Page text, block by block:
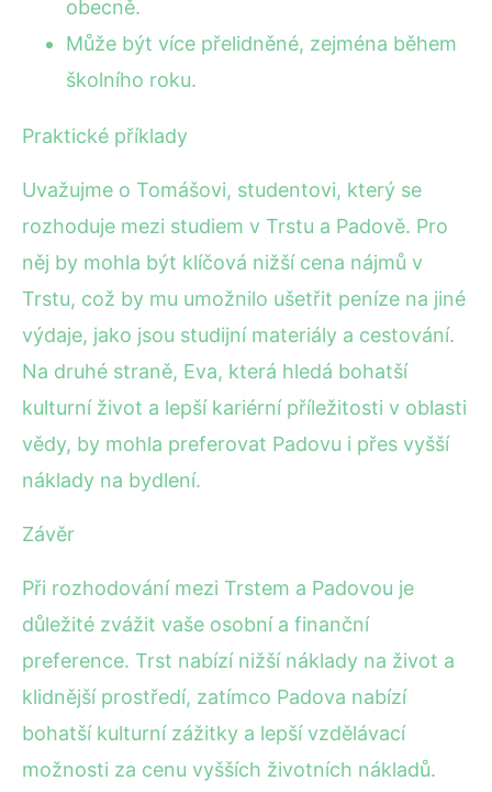
obecně.
Může být více přelidněné, zejména během
školního roku.
Praktické příklady
Uvažujme o Tomášovi, studentovi, který se
rozhoduje mezi studiem v Trstu a Padově. Pro
něj by mohla být klíčová nižší cena nájmů v
Trstu, což by mu umožnilo ušetřit peníze na jiné
výdaje, jako jsou studijní materiály a cestování.
Na druhé straně, Eva, která hledá bohatší
kulturní život a lepší kariérní příležitosti v oblasti
vědy, by mohla preferovat Padovu i přes vyšší
náklady na bydlení.
Závěr
Při rozhodování mezi Trstem a Padovou je
důležité zvážit vaše osobní a finanční
preference. Trst nabízí nižší náklady na život a
klidnější prostředí, zatímco Padova nabízí
bohatší kulturní zážitky a lepší vzdělávací
možnosti za cenu vyšších životních nákladů.